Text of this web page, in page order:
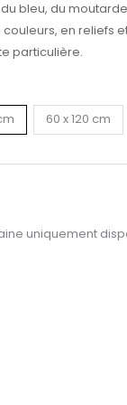
bleu, du
en reliefs
particulière.
60 x 120 cm
uniquement